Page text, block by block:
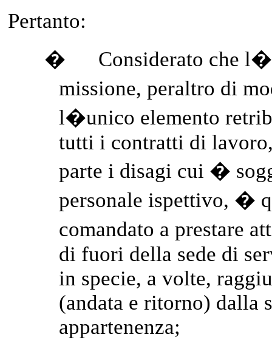
Pertanto:
�
Considerato che
missione, peraltro di
l�unico elemento
tutti i contratti di
parte i disagi cui �
personale ispettivo, �
comandato a prestare
di fuori della sede di
in specie, a volte,
(andata e ritorno) dalla
appartenenza;